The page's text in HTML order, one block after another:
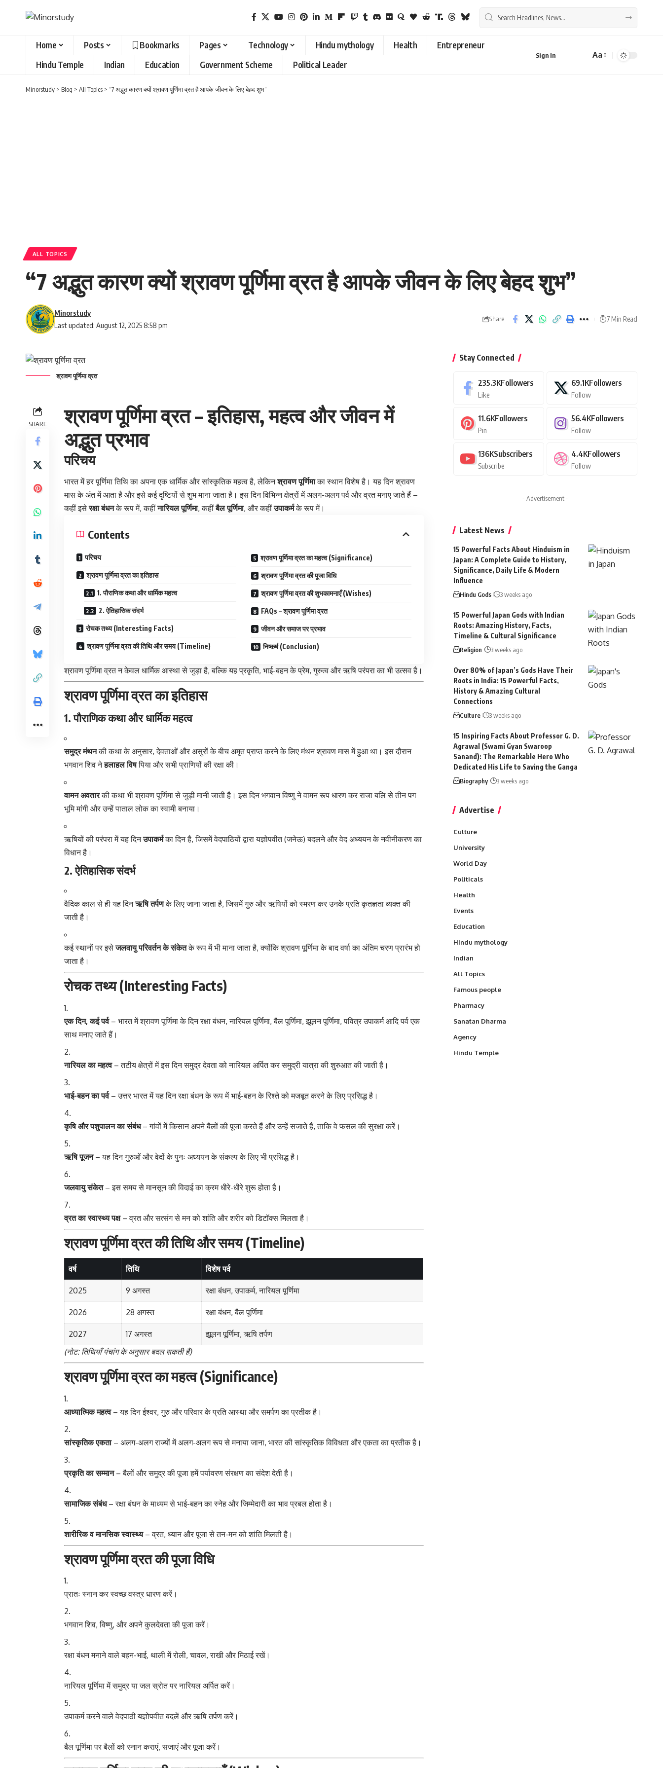
Home Posts Bookmarks Pages Technology Hindu mythology Health
Entrepreneur
Hindu Temple
Indian Education Government Scheme Political Leader
Sign In
Font
Aa
Minorstudy > Blog > All Topics > “7 अद्भुत कारण क्यों श्रावण पूर्णिमा व्रत है आपके जीवन के लिए बेहद शुभ”
ALL TOPICS
“7 अद्भुत कारण क्यों श्रावण पूर्णिमा व्रत है आपके जीवन के लिए बेहद शुभ”
Last updated: August 12, 2025 8:58 pm
Minorstudy
Share 7 Min Read
श्रावण पूर्णिमा व्रत
SHARE
श्रावण पूर्णिमा व्रत – इतिहास, महत्व और जीवन में
अद्भुत प्रभाव
परिचय
भारत में हर पूर्णिमा तिथि का अपना एक धार्मिक और सांस्कृतिक महत्व है, लेकिनश्रावण पूर्णिमाका स्थान विशेष है। यह दिन श्रावण
मास के अंत में आता है और इसे कई दृष्टियों से शुभ माना जाता है। इस दिन विभिन्न क्षेत्रों में अलग-अलग पर्व और व्रत मनाए जाते हैं –
कहीं इसेरक्षा बंधनके रूप में, कहींनारियल पूर्णिमा, कहींबैल पूर्णिमा, और कहींउपाकर्मके रूप में।
Contents
परिचय
श्रावण पूर्णिमा व्रत का इतिहास
1. पौराणिक कथा और धार्मिक महत्व
2. ऐतिहासिक संदर्भ
रोचक तथ्य (Interesting Facts)
श्रावण पूर्णिमा व्रत की तिथि और समय (Timeline)
श्रावण पूर्णिमा व्रत का महत्व (Significance)
श्रावण पूर्णिमा व्रत की पूजा विधि
श्रावण पूर्णिमा व्रत की शुभकामनाएँ (Wishes)
FAQs – श्रावण पूर्णिमा व्रत
जीवन और समाज पर प्रभाव
निष्कर्ष (Conclusion)
श्रावण पूर्णिमा व्रत न केवल धार्मिक आस्था से जुड़ा है, बल्कि यह प्रकृति, भाई-बहन के प्रेम, गुरुत्व और ऋषि परंपरा का भी उत्सव है।
श्रावण पूर्णिमा व्रत का इतिहास
1. पौराणिक कथा और धार्मिक महत्व
समुद्र मंथनकी कथा के अनुसार, देवताओं और असुरों के बीच अमृत प्राप्त करने के लिए मंथन श्रावण मास में हुआ था। इस दौरान
भगवान शिव नेहलाहल विषपिया और सभी प्राणियों की रक्षा की।
वामन अवतारकी कथा भी श्रावण पूर्णिमा से जुड़ी मानी जाती है। इस दिन भगवान विष्णु ने वामन रूप धारण कर राजा बलि से तीन पग
भूमि मांगी और उन्हें पाताल लोक का स्वामी बनाया।
ऋषियों की परंपरा में यह दिनउपाकर्मका दिन है, जिसमें वेदपाठियों द्वारा यज्ञोपवीत (जनेऊ) बदलने और वेद अध्ययन के नवीनीकरण का
विधान है।
2. ऐतिहासिक संदर्भ
वैदिक काल से ही यह दिनऋषि तर्पणके लिए जाना जाता है, जिसमें गुरु और ऋषियों को स्मरण कर उनके प्रति कृतज्ञता व्यक्त की
जाती है।
कई स्थानों पर इसेजलवायु परिवर्तन के संकेतके रूप में भी माना जाता है, क्योंकि श्रावण पूर्णिमा के बाद वर्षा का अंतिम चरण प्रारंभ हो
जाता है।
रोचक तथ्य (Interesting Facts)
एक दिन, कई पर्व– भारत मेंश्रावण पूर्णिमाके दिन रक्षा बंधन, नारियल पूर्णिमा, बैल पूर्णिमा, झूलन पूर्णिमा, पवित्र उपाकर्म आदि पर्व एक
साथ मनाए जाते हैं।
नारियल का महत्व– तटीय क्षेत्रों में इस दिन समुद्र देवता को नारियल अर्पित कर समुद्री यात्रा की शुरुआत की जाती है।
भाई-बहन का पर्व– उत्तर भारत में यह दिन रक्षा बंधन के रूप में भाई-बहन के रिश्ते को मजबूत करने के लिए प्रसिद्ध है।
कृषि और पशुपालन का संबंध– गांवों में किसान अपने बैलों की पूजा करते हैं और उन्हें सजाते हैं, ताकि वे फसल की सुरक्षा करें।
ऋषि पूजन– यह दिन गुरुओं और वेदों के पुनः अध्ययन के संकल्प के लिए भी प्रसिद्ध है।
जलवायु संकेत– इस समय से मानसून की विदाई का क्रम धीरे-धीरे शुरू होता है।
व्रत का स्वास्थ्य पक्ष– व्रत और सत्संग से मन को शांति और शरीर को डिटॉक्स मिलता है।
श्रावण पूर्णिमा व्रत की तिथि और समय (Timeline)
वर्ष तिथि विशेष पर्व
2025 9 अगस्त रक्षा बंधन, उपाकर्म, नारियल पूर्णिमा
2026 28 अगस्त रक्षा बंधन, बैल पूर्णिमा
2027 17 अगस्त
झूलन पूर्णिमा, ऋषि तर्पण
(नोट: तिथियाँ पंचांग के अनुसार बदल सकती हैं)
श्रावण पूर्णिमा व्रत का महत्व (Significance)
आध्यात्मिक महत्व– यह दिन ईश्वर, गुरु और परिवार के प्रति आस्था और समर्पण का प्रतीक है।
सांस्कृतिक एकता– अलग-अलग राज्यों में अलग-अलग रूप से मनाया जाना, भारत की सांस्कृतिक विविधता और एकता का प्रतीक है।
प्रकृति का सम्मान– बैलों और समुद्र की पूजा हमें पर्यावरण संरक्षण का संदेश देती है।
सामाजिक संबंध– रक्षा बंधन के माध्यम से भाई-बहन का स्नेह और जिम्मेदारी का भाव प्रबल होता है।
शारीरिक व मानसिक स्वास्थ्य– व्रत, ध्यान और पूजा से तन-मन को शांति मिलती है।
श्रावण पूर्णिमा व्रत की पूजा विधि
प्रातः स्नान कर स्वच्छ वस्त्र धारण करें।
भगवान शिव, विष्णु, और अपने कुलदेवता की पूजा करें।
रक्षा बंधन मनाने वाले बहन-भाई, थाली में रोली, चावल, राखी और मिठाई रखें।
नारियल पूर्णिमा में समुद्र या जल स्रोत पर नारियल अर्पित करें।
उपाकर्म करने वाले वेदपाठी यज्ञोपवीत बदलें और ऋषि तर्पण करें।
बैल पूर्णिमा पर बैलों को स्नान कराएं, सजाएं और पूजा करें।
Stay Connected
235.3KFollowers
Like
69.1KFollowers
Follow
11.6KFollowers
Pin
56.4KFollowers
Follow
136KSubscribers
Subscribe
4.4KFollowers
Follow
- Advertisement -
Latest News
15 Powerful Facts About Hinduism in
Japan: A Complete Guide to History,
Significance, Daily Life & Modern
Influence
Hindu Gods 3 weeks ago
15 Powerful Japan Gods with Indian
Roots: Amazing History, Facts,
Timeline & Cultural Significance
Religion 3 weeks ago
Over 80% of Japan’s Gods Have Their
Roots in India: 15 Powerful Facts,
History & Amazing Cultural
Connections
Culture 3 weeks ago
15 Inspiring Facts About Professor G. D.
Agrawal (Swami Gyan Swaroop
Sanand): The Remarkable Hero Who
Dedicated His Life to Saving the Ganga
Biography 3 weeks ago
Advertise
Culture
University
World Day
Politicals
Health
Events
Education
Hindu mythology
Indian
All Topics
Famous people
Pharmacy
Sanatan Dharma
Agency
Hindu Temple